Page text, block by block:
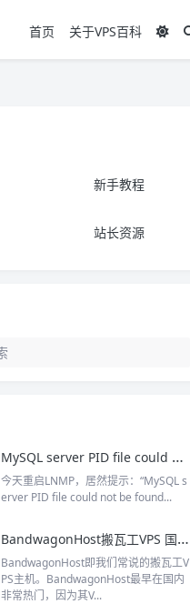
首页 关于VPS百科
新手教程
站长资源
MySQL server PID file could not be found解决办法分享
今天重启LNMP，居然提示：“MySQL s
erver PID file could not be found...
BandwagonHost搬瓦工VPS 国内非常热门的美国VPS主机提供商 2024 11.11特价vps
BandwagonHost即我们常说的搬瓦工V
PS主机。BandwagonHost最早在国内
非常热门，因为其V...